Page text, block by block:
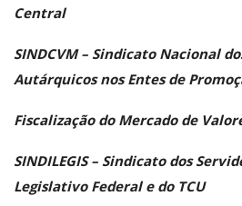
Central
SINDCVM – Sindicato Nacional
Autárquicos nos Entes de
Fiscalização do Mercado de
SINDILEGIS – Sindicato dos
Legislativo Federal e do TCU